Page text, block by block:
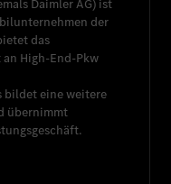
Daimler AG) ist
der
das
High-End-Pkw
bildet eine weitere
übernimmt